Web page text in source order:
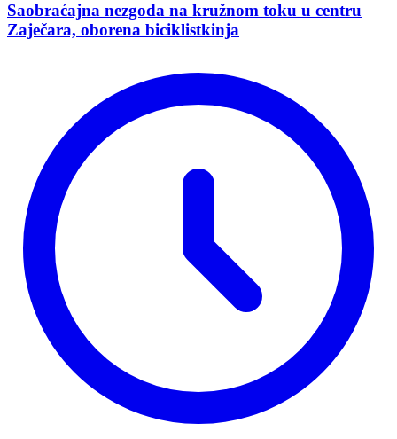
Saobraćajna nezgoda na kružnom toku u centru
Zaječara, oborena biciklistkinja